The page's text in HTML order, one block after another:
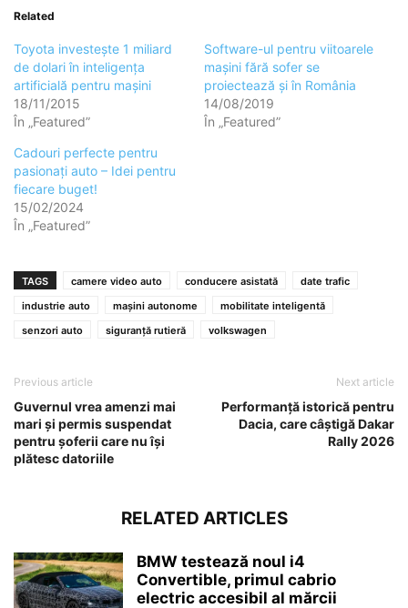
Related
Toyota investește 1 miliard
de dolari în inteligența
artificială pentru mașini
18/11/2015
În „Featured”
Software-ul pentru viitoarele
mașini fără sofer se
proiectează și în România
14/08/2019
În „Featured”
Cadouri perfecte pentru
pasionați auto – Idei pentru
fiecare buget!
15/02/2024
În „Featured”
TAGS camere video auto conducere asistată
date trafic
industrie auto
mașini autonome
mobilitate inteligentă
senzori auto
siguranță rutieră volkswagen
Previous article
Guvernul vrea amenzi mai
mari și permis suspendat
pentru șoferii care nu își
plătesc datoriile
Next article
Performanță istorică pentru
Dacia, care câștigă Dakar
Rally 2026
RELATED ARTICLES
BMW testează noul i4
Convertible, primul cabrio
electric accesibil al mărcii